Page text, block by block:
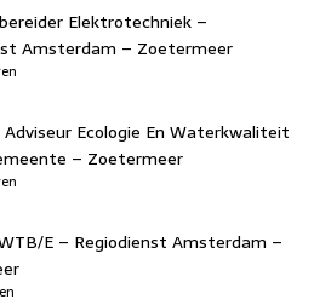
Elektrotechniek –
Amsterdam – Zoetermeer
Adviseur Ecologie En Waterkwaliteit
– Zoetermeer
E – Regiodienst Amsterdam –